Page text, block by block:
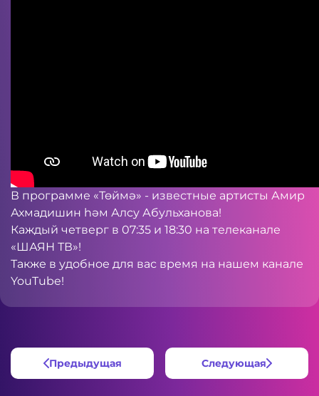
В программе «Төймә» - известные артисты Амир
Ахмадишин һәм Алсу Абульханова!
Каждый четверг в 07:35 и 18:30 на телеканале
«ШАЯН ТВ»!
Также в удобное для вас время на нашем канале
YouTube!
Предыдущая Следующая